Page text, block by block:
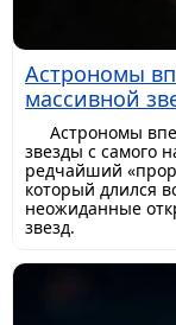
Астрономы
массивной
Астрономы
звезды с самого
редчайший
который длился
неожиданные
звезд.